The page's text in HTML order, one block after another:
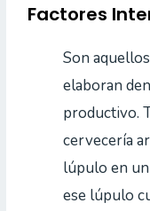
Factores
Son
elaboran
productivo.
cervecería
lúpulo en un
ese lúpulo